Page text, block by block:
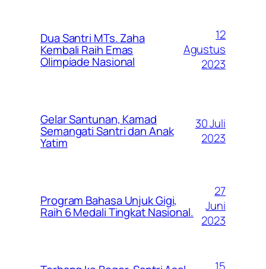
Dua Santri MTs. Zaha
Kembali Raih Emas
Olimpiade Nasional
12
Agustus
2023
Gelar Santunan, Kamad
Semangati Santri dan Anak
Yatim
30 Juli
2023
Program Bahasa Unjuk Gigi,
Raih 6 Medali Tingkat Nasional.
27
Juni
2023